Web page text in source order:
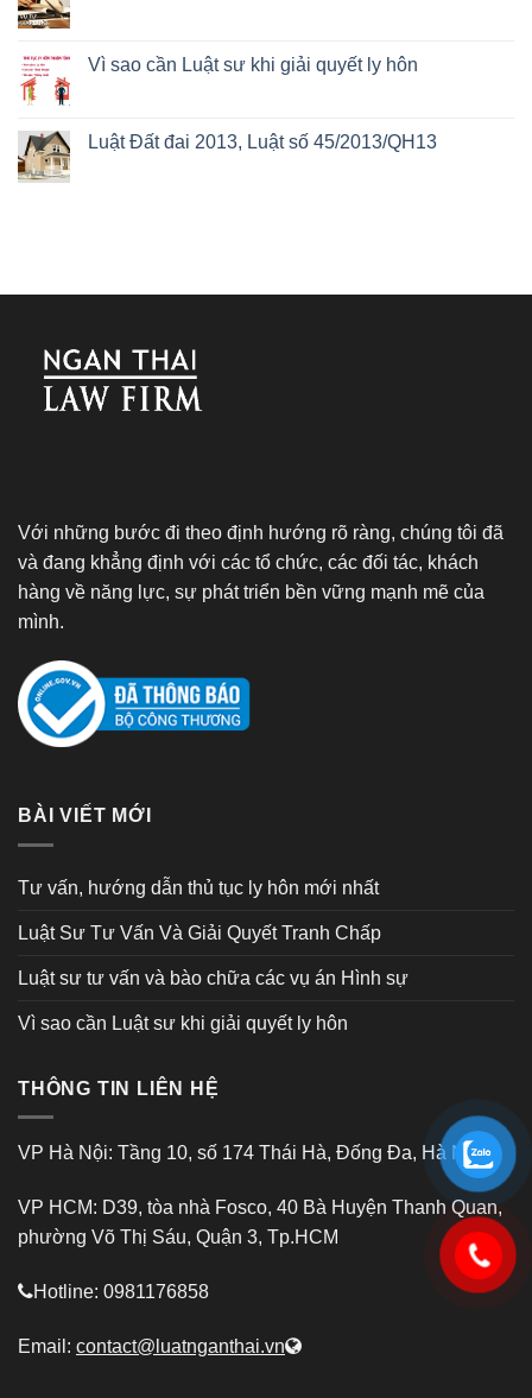
Vì sao cần Luật sư khi giải quyết ly hôn
Luật Đất đai 2013, Luật số 45/2013/QH13
Với những bước đi theo định hướng rõ ràng, chúng tôi đã
và đang khẳng định với các tổ chức, các đối tác, khách
hàng về năng lực, sự phát triển bền vững mạnh mẽ của
mình.
BÀI VIẾT MỚI
Tư vấn, hướng dẫn thủ tục ly hôn mới nhất
Luật Sư Tư Vấn Và Giải Quyết Tranh Chấp
Luật sư tư vấn và bào chữa các vụ án Hình sự
Vì sao cần Luật sư khi giải quyết ly hôn
THÔNG TIN LIÊN HỆ
VP Hà Nội: Tầng 10, số 174 Thái Hà, Đống Đa, Hà Nội
VP HCM: D39, tòa nhà Fosco, 40 Bà Huyện Thanh Quan,
phường Võ Thị Sáu, Quận 3, Tp.HCM
Hotline: 0981176858
Email: contact@luatnganthai.vn